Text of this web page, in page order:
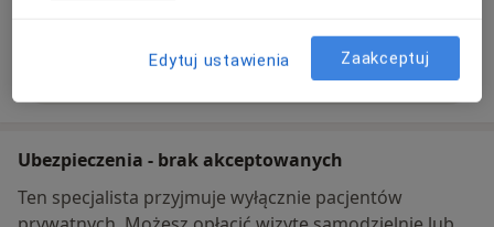
Pokaż więcejo adresie
Ubezpieczenia - brak akceptowanych
Ten specjalista przyjmuje wyłącznie pacjentów
Edytuj ustawienia Zaakceptuj